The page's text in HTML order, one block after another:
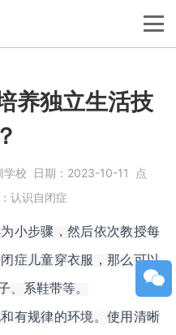
养独立生活技
学校 日期： 2023-10-11
点
认识自闭症
小步骤，然后依次教授每
症儿童穿衣服，那么可以
系鞋带等。
有规律的环境。使用清晰